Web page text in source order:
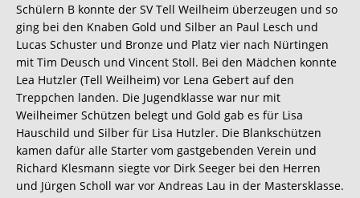
Schülern B konnte der SV Tell Weilheim überzeugen und so
ging bei den Knaben Gold und Silber an Paul Lesch und
Lucas Schuster und Bronze und Platz vier nach Nürtingen
mit Tim Deusch und Vincent Stoll. Bei den Mädchen konnte
Lea Hutzler (Tell Weilheim) vor Lena Gebert auf den
Treppchen landen. Die Jugendklasse war nur mit
Weilheimer Schützen belegt und Gold gab es für Lisa
Hauschild und Silber für Lisa Hutzler. Die Blankschützen
kamen dafür alle Starter vom gastgebenden Verein und
Richard Klesmann siegte vor Dirk Seeger bei den Herren
und Jürgen Scholl war vor Andreas Lau in der Mastersklasse.